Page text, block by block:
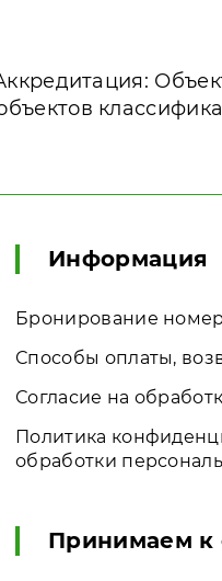
Информация
Бронирование
Способы оплаты,
Согласие на
Политика
обработки
Принимаем к